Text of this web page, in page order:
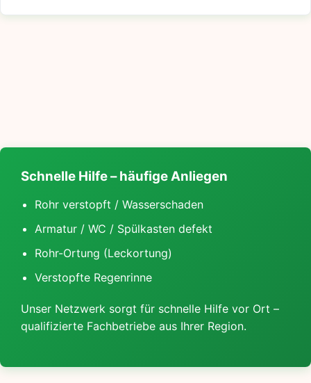
Schnelle Hilfe – häufige Anliegen
Rohr verstopft / Wasserschaden
Armatur / WC / Spülkasten defekt
Rohr-Ortung (Leckortung)
Verstopfte Regenrinne
Unser Netzwerk sorgt für schnelle Hilfe vor Ort –
qualifizierte Fachbetriebe aus Ihrer Region.